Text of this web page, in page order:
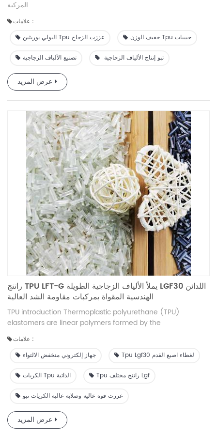
المركبة
علامات :
البولي يوريثين Tpu عززت الزجاج
خفيف الوزن Tpu حبيبات
تصنيع الألياف الزجاجية تبو إنتاج الألياف الزجاجية
عرض المزيد
راتنج TPU LFT-G يملأ الألياف الزجاجية الطويلة LGF30 اللدائن
الهندسية المقواة بمركبات مقاومة الشد العالية
TPU introduction Thermoplastic polyurethane (TPU)
elastomers are linear polymers formed by the
have physical properties such as tensile, abrasion and heat
resistance, and elasticity similar to rubber. Thanks to the
are expanding, including daily consumer goods,
many other fields. New products and applications are also
extraction), charging cables for new energy vehicles,
foamed TPU (ETPU) sports shoes midsoles prepared by
علامات :
جهاز إلكتروني منخفض الالتواء
Tpu Lgf30 لغطاء اصبع القدم
الكريات Tpu الذاتية Tpu راتنج مختلف Lgf
عززت قوة عالية وصلابة عالية الكريات تبو
عرض المزيد